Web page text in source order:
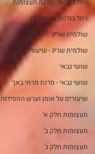
רחל בולטון - סדנת תעצומות
רחל בולטון - שיעורים
שולמית שריג
שולמית שריג - שיעורים
שושי גבאי
שושי גבאי - סדנת פרחי באך
שיעורים על אומן וערש החסידות
תעצומות חלק א'
תעצומות חלק ב'
תעצומות חלק ג'